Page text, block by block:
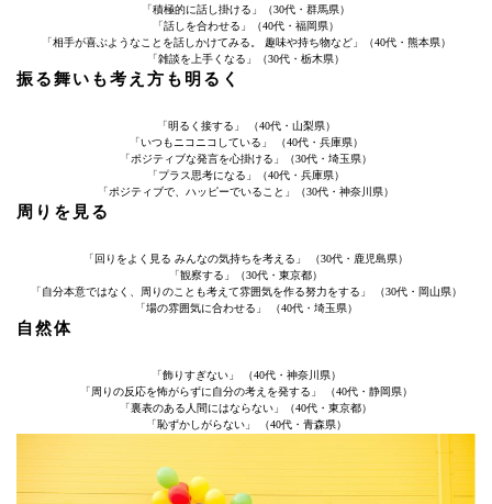
「積極的に話し掛ける」（30代・群馬県）
「話しを合わせる」（40代・福岡県）
「相手が喜ぶようなことを話しかけてみる。 趣味や持ち物など」（40代・熊本県）
「雑談を上手くなる」（30代・栃木県）
振る舞いも考え方も明るく
「明るく接する」 （40代・山梨県）
「いつもニコニコしている」 （40代・兵庫県）
「ポジティブな発言を心掛ける」（30代・埼玉県）
「プラス思考になる」（40代・兵庫県）
「ポジティブで、ハッピーでいること」（30代・神奈川県）
周りを見る
「回りをよく見る みんなの気持ちを考える」 （30代・鹿児島県）
「観察する」（30代・東京都）
「自分本意ではなく、周りのことも考えて雰囲気を作る努力をする」 （30代・岡山県）
「場の雰囲気に合わせる」 （40代・埼玉県）
自然体
「飾りすぎない」 （40代・神奈川県）
「周りの反応を怖がらずに自分の考えを発する」 （40代・静岡県）
「裏表のある人間にはならない」（40代・東京都）
「恥ずかしがらない」 （40代・青森県）